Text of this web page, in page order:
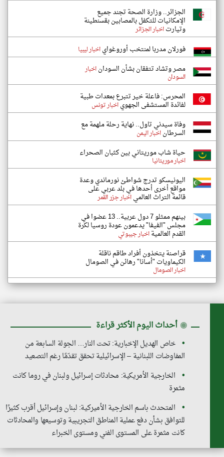
الجزائر.. وزارة الصحة تجند جميع
الإمكانيات للتكفل بالمصابين بقسنطينة
وتيارتاخبار الجزائر
فورلان مدربا لمنتخب أوروغواياخبار ليبيا
مصر وتشاد تتفقان بشأن السوداناخبار
السودان
المحرس: فاعلة خير تتبرع بمعدات طبية
لفائدة المستشفى الجهوياخبار تونس
وفاة سيدني تاول.. نهاية رحلة ملهمة مع
السرطاناخبار اليمن
حياة شاب موريتاني بين كثبان الصحراء
اخبار موريتانيا
اليونيسكو تدرج شواطئ نورماندي وعدة
مواقع أخرى أحدها في بلد عربي على
قائمة التراث العالمياخبار جزر القمر
بينهم ممثلو 7 دول عربية.. 13 عضوا في
مجلس "الفيفا" يدعمون عودة روسيا لكرة
القدم العالميةاخبار جيبوتي
قراصنة يتخذون أفراد طاقم ناقلة
الكيماويات "أسانا" رهائن في الصومال
اخبار الصومال
◉ أحداث اليوم الأكثر قراءة
خاص الهديل الإخبارية: تحت النار… الجولة السابعة من
المفاوضات اللبنانية – الإسرائيلية تحقق تقدّمًا رغم التصعيد
الخارجية الأمريكية: محادثات إسرائيل ولبنان في روما كانت
مثمرة
المتحدث باسم الخارجية الأميركية: لبنان وإسرائيل أقرب كثيرًا
للتوافق بشأن دفع عملية المناطق التجريبية وتوسيعها والمحادثات
كانت مثمرة على المستوى الفني ومستوى الخبراء